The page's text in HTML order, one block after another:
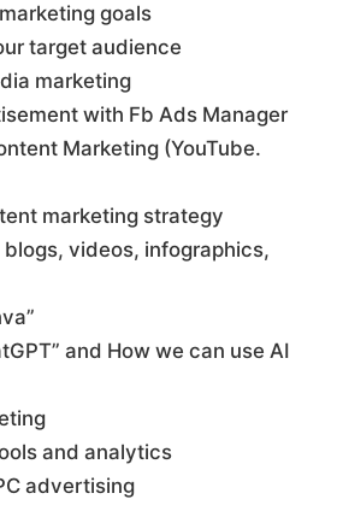
goals
target audience
marketing
with Fb Ads Manager
Marketing (YouTube.
marketing strategy
videos, infographics,
and How we can use AI
and analytics
advertising